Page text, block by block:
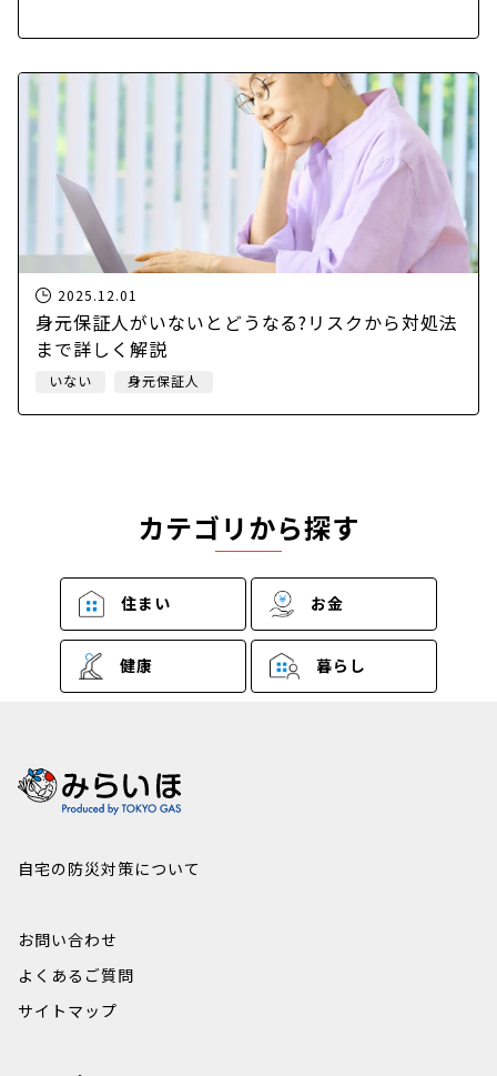
2025.12.01
身元保証人がいないとどうなる?リスクから対処法
まで詳しく解説
いない 身元保証人
カテゴリから探す
住まい お金
健康 暮らし
自宅の防災対策について
お問い合わせ
よくあるご質問
サイトマップ